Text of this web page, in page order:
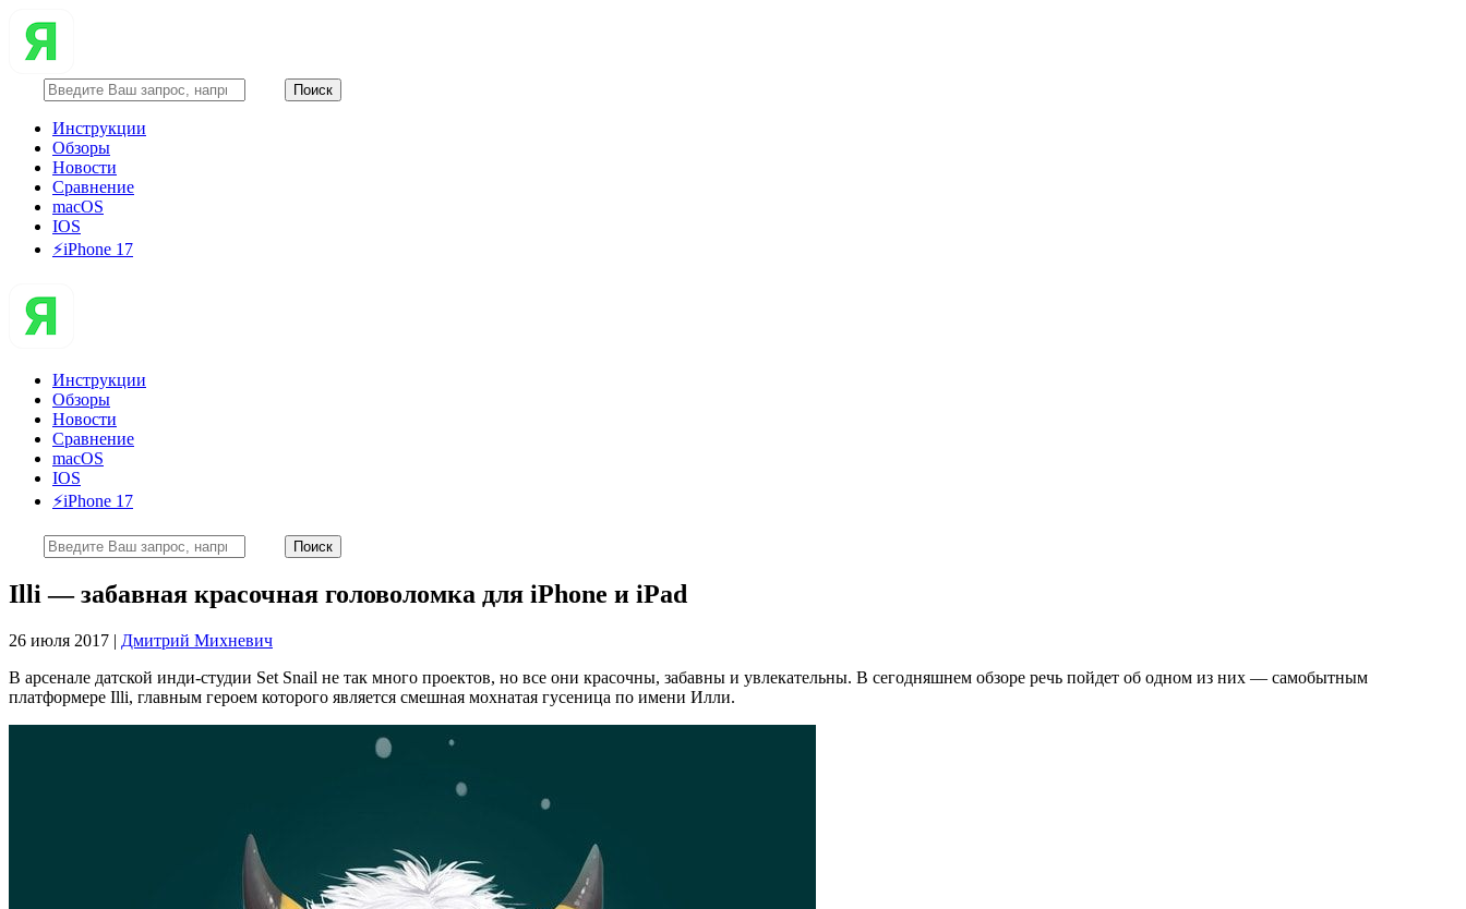
Инструкции
Обзоры
Новости
Сравнение
macOS
IOS
⚡️iPhone 17
Инструкции
Обзоры
Новости
Сравнение
macOS
IOS
⚡️iPhone 17
Illi — забавная красочная головоломка для iPhone и iPad
26 июля 2017 | Дмитрий Михневич
В арсенале датской инди-студии Set Snail не так много проектов, но все они красочны, забавны и увлекательны. В сегодняшнем обзоре речь пойдет об одном из них — самобытным
платформере Illi, главным героем которого является смешная мохнатая гусеница по имени Илли.